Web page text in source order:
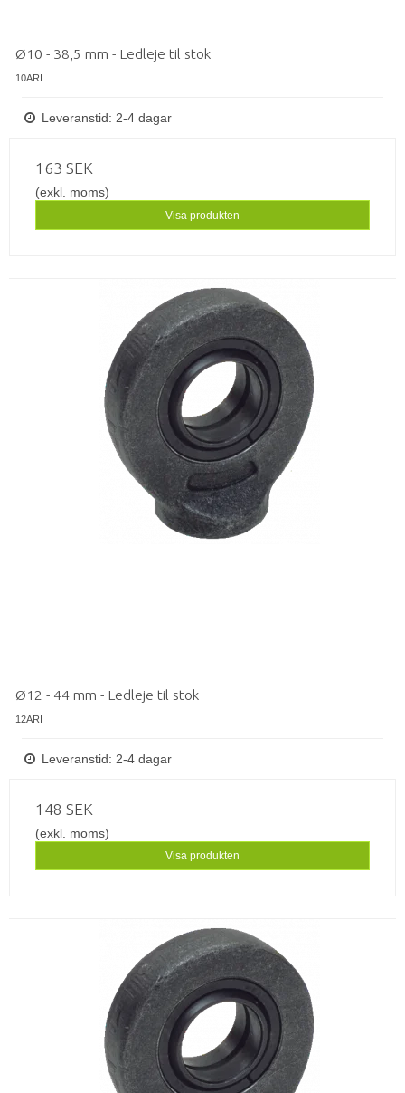
Ø10 - 38,5 mm - Ledleje til stok
10ARI
Leveranstid: 2-4 dagar
163 SEK
(exkl. moms)
Visa produkten
Ø12 - 44 mm - Ledleje til stok
12ARI
Leveranstid: 2-4 dagar
148 SEK
(exkl. moms)
Visa produkten